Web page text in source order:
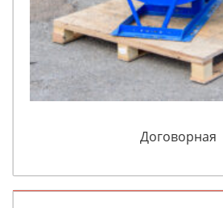
Договорная